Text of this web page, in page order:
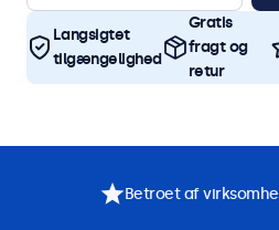
Langsigtet
tilgængelighed
Gratis
fragt og
retur
Betroet af